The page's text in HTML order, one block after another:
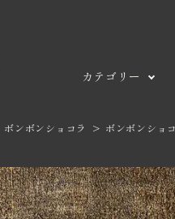
カテゴリー
焼き菓子
ボンボンショコラ ボンボンショ